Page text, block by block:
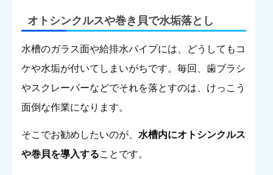
オトシンクルスや巻き貝で水垢落とし
水槽のガラス面や給排水パイプには、どうしてもコ
ケや水垢が付いてしまいがちです。毎回、歯ブラシ
やスクレーパーなどでそれを落とすのは、けっこう
面倒な作業になります。
そこでお勧めしたいのが、 水槽内にオトシンクルス
や巻貝を導入することです。